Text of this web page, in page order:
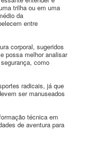
trilha ou em uma
da
entre
corporal, sugeridos
possa melhor analisar
como
radicais, já que
ser manuseados
técnica em
de aventura para